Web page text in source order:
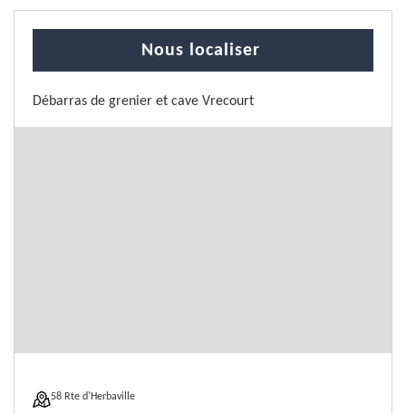
Nous localiser
Débarras de grenier et cave Vrecourt
58 Rte d'Herbaville